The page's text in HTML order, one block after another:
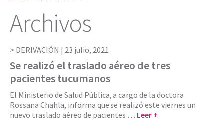
Archivos
DERIVACIÓN | 23 julio, 2021
Se realizó el traslado aéreo de tres
pacientes tucumanos
El Ministerio de Salud Pública, a cargo de la doctora
Rossana Chahla, informa que se realizó este viernes un
nuevo traslado aéreo de pacientes … Leer +